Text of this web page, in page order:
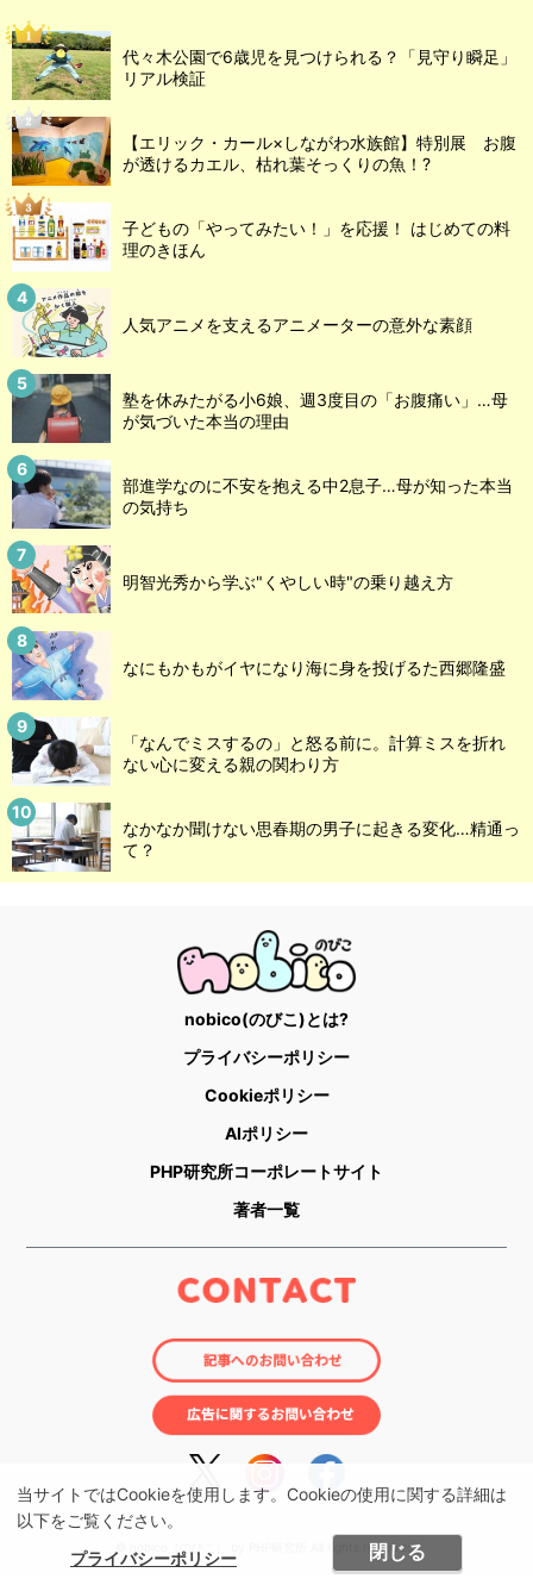
当サイトではCookieを使用します。Cookieの使用に関する詳細は
以下をご覧ください。
プライバシーポリシー
閉じる
代々木公園で6歳児を見つけられる？「見守り瞬足」
リアル検証
【エリック・カール×しながわ水族館】特別展 お腹
が透けるカエル、枯れ葉そっくりの魚！?
子どもの「やってみたい！」を応援！ はじめての料
理のきほん
人気アニメを支えるアニメーターの意外な素顔
塾を休みたがる小6娘、週3度目の「お腹痛い」…母
が気づいた本当の理由
部進学なのに不安を抱える中2息子…母が知った本当
の気持ち
明智光秀から学ぶ"くやしい時"の乗り越え方
なにもかもがイヤになり海に身を投げるた西郷隆盛
「なんでミスするの」と怒る前に。計算ミスを折れ
ない心に変える親の関わり方
なかなか聞けない思春期の男子に起きる変化…精通っ
て？
nobico(のびこ)とは?
プライバシーポリシー
Cookieポリシー
AIポリシー
PHP研究所コーポレートサイト
著者一覧
© nobico（のびこ） by PHP研究所 All rights reserved.